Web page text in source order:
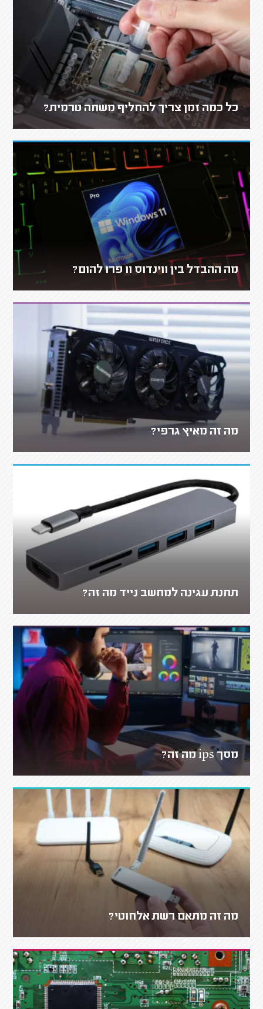
כל כמה זמן צריך להחליף משחה טרמית?
מה ההבדל בין ווינדוס 11 פרו להום?
מה זה מאיץ גרפי?
תחנת עגינה למחשב נייד מה זה?
מסך ips מה זה?
מה זה מתאם רשת אלחוטי?